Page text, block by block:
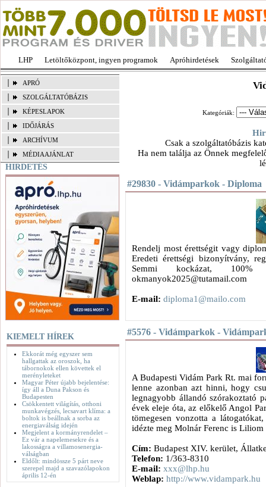
LHP Letöltőközpont, ingyen programok Apróhirdetések
APRÓ
SZOLGÁLTATÓBÁZIS
KÉPESLAPOK
IDŐJÁRÁS
ARCHÍVUM
MÉDIAAJÁNLAT
HIRDETÉS
KIEMELT HÍREK
Ekkorát még egyszer sem
hallgattak az oroszok, ha
tábornokok ellen követtek el
merényleteket
Magyar Péter újabb bejelentése:
így áll a Duna Pakson és
Budapesten
Csökkentett világítás, otthoni
munkavégzés, lecsavart klíma: a
boltok is beállnak a sorba az
energiaválság idején
Megjelent a kormányrendelet –
Ez vár a napelemesekre és a
lakosságra a villamosenergia-
válságban
Eldőlt: mindössze 5 párt neve
szerepel majd a szavazólapokon
április 12-én
Kategóriák:
Csak a szolgáltatóbázis
Ha nem találja az Önnek
#29830 - Vidámparkok - Diploma
Rendelj most érettségit vagy
Eredeti érettségi bizonyítvány,
Semmi kockázat,
okmanyok2025@tutamail.com
E-mail: diploma1@mailo.com
#5576 - Vidámparkok -
A Budapesti Vidám Park Rt. mai
lenne azonban azt hinni, hogy
legnagyobb állandó szórakoztató
évek eleje óta, az előkelő Angol
tömegesen vonzotta a
idézte meg Molnár Ferenc is
Cím: Budapest XIV. kerület,
Telefon: 1/363-8310
E-mail: xxx@lhp.hu
Weblap: http://www.vidampark.hu